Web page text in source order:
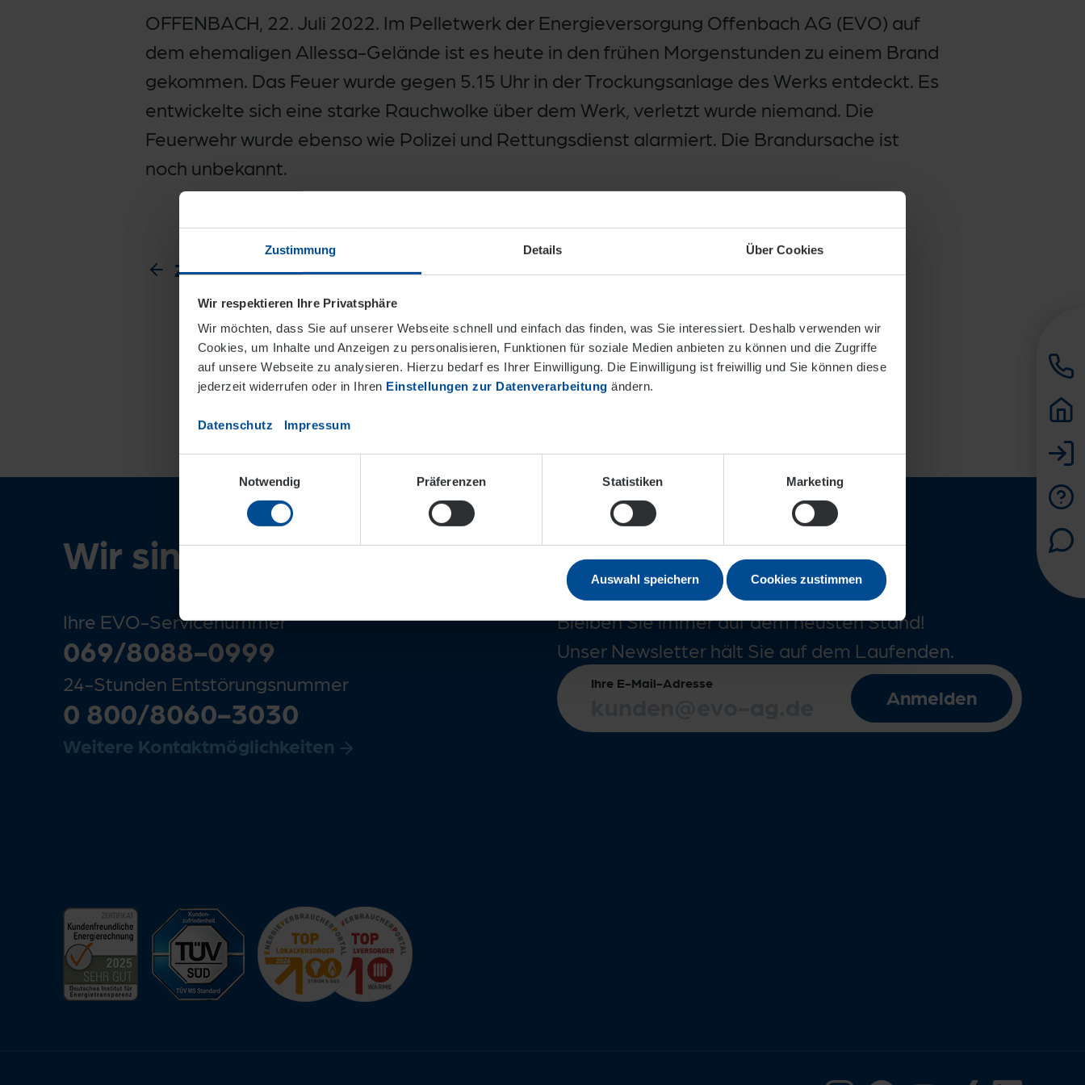
Zustimmung Details Über Cookies
Wir respektieren Ihre Privatsphäre
Wir möchten, dass Sie auf unserer Webseite schnell und einfach das finden, was Sie interessiert. Deshalb verwenden wir
Cookies, um Inhalte und Anzeigen zu personalisieren, Funktionen für soziale Medien anbieten zu können und die Zugriffe
auf unsere Webseite zu analysieren. Hierzu bedarf es Ihrer Einwilligung. Die Einwilligung ist freiwillig und Sie können diese
jederzeit widerrufen oder in Ihren Einstellungen zur Datenverarbeitung ändern.
Datenschutz Impressum
Notwendig
Präferenzen Statistiken Marketing
Auswahl speichern Cookies zustimmen
OFFENBACH, 22. Juli 2022. Im Pelletwerk der Energieversorgung Offenbach AG (EVO) auf
dem ehemaligen Allessa-Gelände ist es heute in den frühen Morgenstunden zu einem Brand
gekommen. Das Feuer wurde gegen 5.15 Uhr in der Trockungsanlage des Werks entdeckt. Es
entwickelte sich eine starke Rauchwolke über dem Werk, verletzt wurde niemand. Die
Feuerwehr wurde ebenso wie Polizei und Rettungsdienst alarmiert. Die Brandursache ist
noch unbekannt.
Zur Übersicht
Wir sind für Sie nah!
Ihre EVO-Servicenummer
069/8088-0999
24-Stunden Entstörungsnummer
0 800/8060-3030
Weitere Kontaktmöglichkeiten
Immer informiert
Bleiben Sie immer auf dem neusten Stand!
Unser Newsletter hält Sie auf dem Laufenden.
Ihre E-Mail-Adresse
Anmelden